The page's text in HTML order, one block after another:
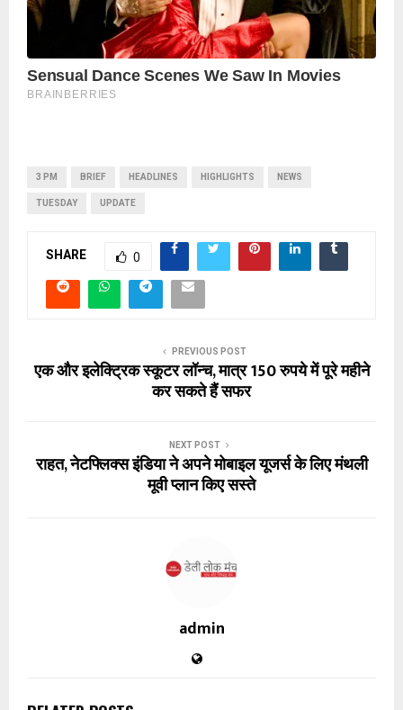
3 PM BRIEF HEADLINES HIGHLIGHTS NEWS
TUESDAY UPDATE
SHARE 0
PREVIOUS POST
एक और इलेक्ट्रिक स्कूटर लॉन्च, मात्र 150 रुपये में पूरे महीने
कर सकते हैं सफर
NEXT POST
राहत, नेटफ्लिक्स इंडिया ने अपने मोबाइल यूजर्स के लिए मंथली
मूवी प्लान किए सस्ते
admin